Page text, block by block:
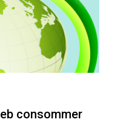
nul
veut moraliser le
la polémique
(tout) contre l’IA
consommer